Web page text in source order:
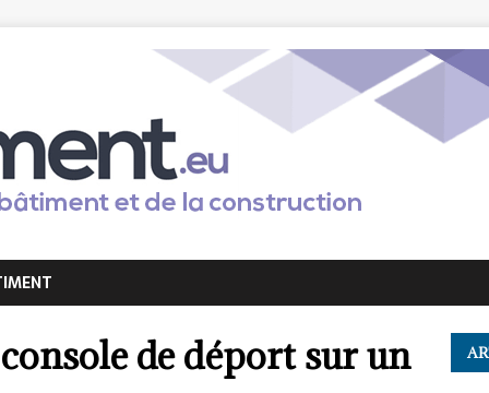
de déport sur un